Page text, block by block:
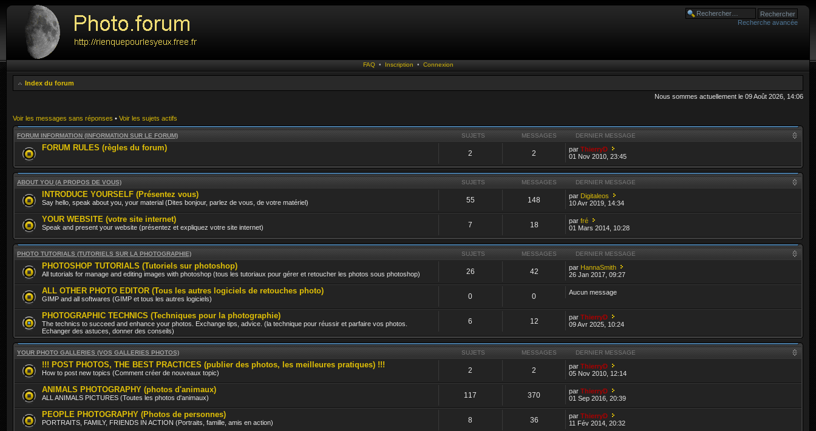
Recherche avancée
FAQ • Inscription • Connexion
Index du forum
Nous sommes actuellement le 09 Août 2026, 14:06
Voir les messages sans réponses • Voir les sujets actifs
FORUM INFORMATION (INFORMATION SUR LE FORUM) SUJETS MESSAGES DERNIER MESSAGE
FORUM RULES (règles du forum)
2 2 parThierryD
01 Nov 2010, 23:45
ABOUT YOU (A PROPOS DE VOUS) SUJETS MESSAGES DERNIER MESSAGE
INTRODUCE YOURSELF (Présentez vous)
Say hello, speak about you, your material (Dites bonjour, parlez de vous, de votre matériel) 55 148 par Digitaleos
10 Avr 2019, 14:34
YOUR WEBSITE (votre site internet)
Speak and present your website (présentez et expliquez votre site internet) 7 18 parfré
01 Mars 2014, 10:28
PHOTO TUTORIALS (TUTORIELS SUR LA PHOTOGRAPHIE) SUJETS MESSAGES DERNIER MESSAGE
PHOTOSHOP TUTORIALS (Tutoriels sur photoshop)
All tutorials for manage and editing images with photoshop (tous les tutoriaux pour gérer et retoucher les photos sous photoshop) 26 42 par HannaSmith
26 Jan 2017, 09:27
ALL OTHER PHOTO EDITOR (Tous les autres logiciels de retouches photo)
GIMP and all softwares (GIMP et tous les autres logiciels) 0 0 Aucun message
PHOTOGRAPHIC TECHNICS (Techniques pour la photographie)
The technics to succeed and enhance your photos. Exchange tips, advice. (la technique pour réussir et parfaire vos photos.
Echanger des astuces, donner des conseils)
6 12 parThierryD
09 Avr 2025, 10:24
YOUR PHOTO GALLERIES (VOS GALLERIES PHOTOS) SUJETS MESSAGES DERNIER MESSAGE
!!! POST PHOTOS, THE BEST PRACTICES (publier des photos, les meilleures pratiques) !!!
How to post new topics (Comment créer de nouveaux topic) 2 2 parThierryD
05 Nov 2010, 12:14
ANIMALS PHOTOGRAPHY (photos d'animaux)
ALL ANIMALS PICTURES (Toutes les photos d'animaux) 117 370 parThierryD
01 Sep 2016, 20:39
PEOPLE PHOTOGRAPHY (Photos de personnes)
PORTRAITS, FAMILY, FRIENDS IN ACTION (Portraits, famille, amis en action) 8 36 parThierryD
11 Fév 2014, 20:32